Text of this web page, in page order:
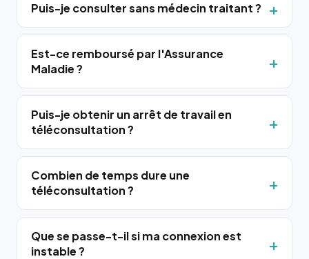
Puis-je consulter sans médecin traitant ?
Est-ce remboursé par l'Assurance
Maladie ?
Puis-je obtenir un arrêt de travail en
téléconsultation ?
Combien de temps dure une
téléconsultation ?
Que se passe-t-il si ma connexion est
instable ?